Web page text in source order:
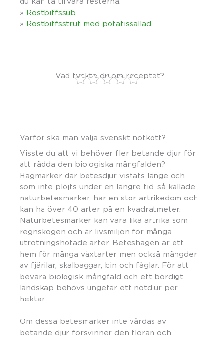
» Rostbiffssub
» Rostbiffsstrut med potatissallad
Vad tyckte du om receptet?
Varför ska man välja svenskt nötkött?
Visste du att vi behöver fler betande djur för
att rädda den biologiska mångfalden?
Hagmarker där betesdjur vistats länge och
som inte plöjts under en längre tid, så kallade
naturbetesmarker, har en stor artrikedom och
kan ha över 40 arter på en kvadratmeter.
Naturbetesmarker kan vara lika artrika som
regnskogen och är livsmiljön för många
utrotningshotade arter. Beteshagen är ett
hem för många växtarter men också mängder
av fjärilar, skalbaggar, bin och fåglar. För att
bevara biologisk mångfald och ett bördigt
landskap behövs ungefär ett nötdjur per
hektar.
Om dessa betesmarker inte vårdas av
betande djur försvinner den floran och